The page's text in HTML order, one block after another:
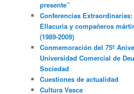
presente”
Conferencias
Ellacuria y compañeros
(1989-2009)
Conmemoración del 75º
Universidad Comercial de
Sociedad
Cuestiones de actualidad
Cultura Vasca